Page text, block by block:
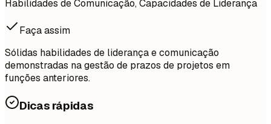
Habilidades de Comunicação, Capacidades de Liderança
Faça assim
Sólidas habilidades de liderança e comunicação
demonstradas na gestão de prazos de projetos em
funções anteriores.
Dicas rápidas